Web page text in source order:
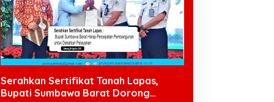
Serahkan Sertifikat Tanah Lapas,
Bupati Sumbawa Barat Dorong